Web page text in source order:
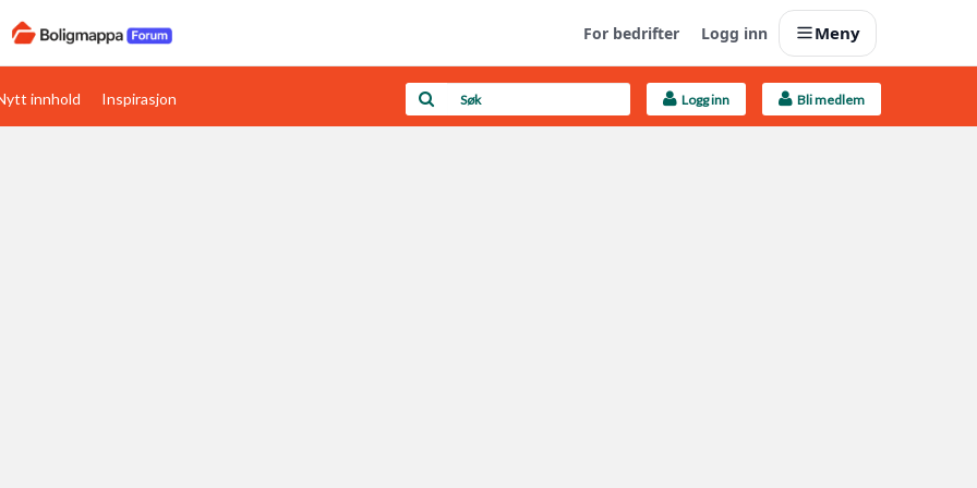
For bedrifter Logg inn Meny
Boligens papirer Last opp selv
innhold Inspirasjon Logg inn Bli medlem